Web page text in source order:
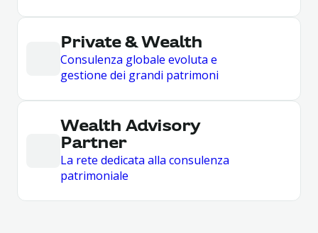
Private & Wealth
Consulenza globale evoluta e
gestione dei grandi patrimoni
Wealth Advisory
Partner
La rete dedicata alla consulenza
patrimoniale